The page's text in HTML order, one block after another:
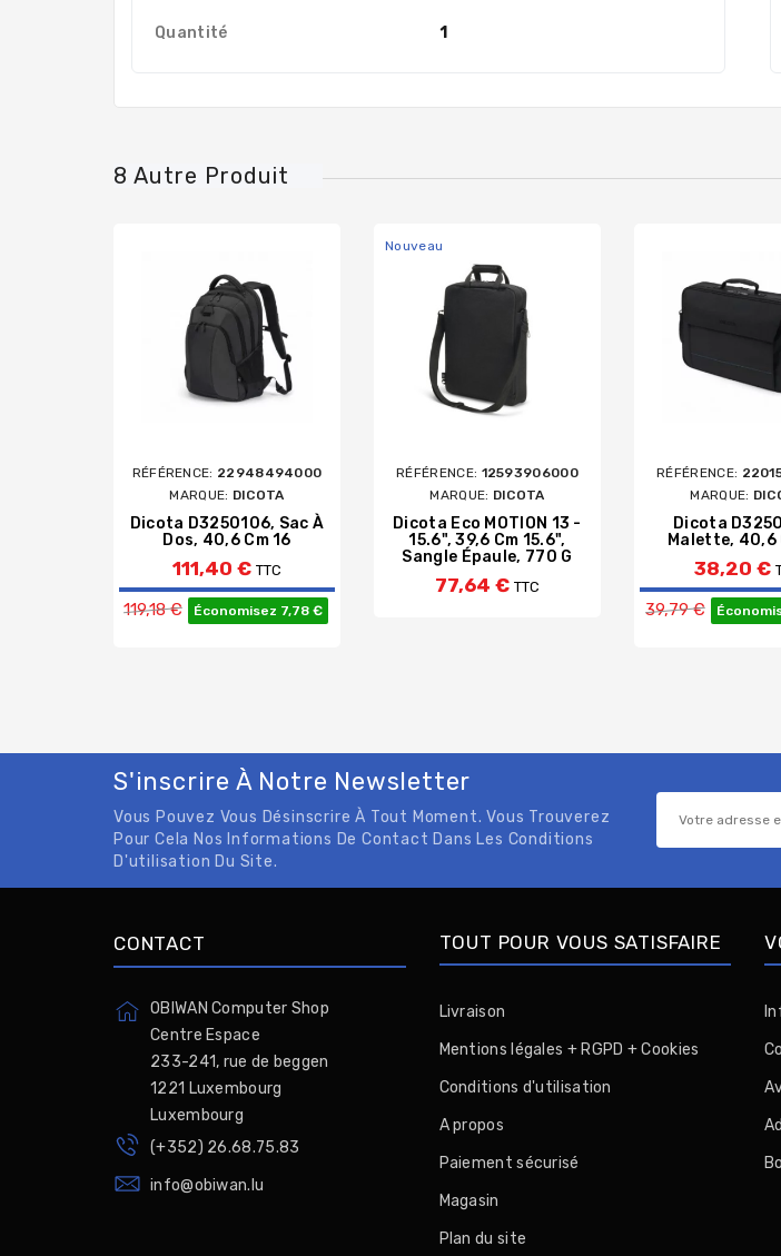
Quantité 1
8 Autre Produit
RÉFÉRENCE: 22948494000
MARQUE: DICOTA
Dicota D3250106, Sac À
Dos, 40,6 Cm 16
111,40 € TTC
Prix de base
119,18 € Économisez 7,78 €
Nouveau
RÉFÉRENCE: 12593906000
MARQUE: DICOTA
Dicota Eco MOTION 13 -
15.6", 39,6 Cm 15.6",
Sangle Épaule, 770 G
77,64 € TTC
RÉFÉRENCE:
MARQUE:
Dicota
Malette, 40,6
38,20 €
Prix
39,79 €
S'inscrire À Notre Newsletter
Vous Pouvez Vous Désinscrire À Tout Moment. Vous Trouverez
Pour Cela Nos Informations De Contact Dans Les Conditions
D'utilisation Du Site.
CONTACT
OBIWAN Computer Shop
Centre Espace
233-241, rue de beggen
1221 Luxembourg
Luxembourg
(+352) 26.68.75.83
info@obiwan.lu
TOUT POUR VOUS SATISFAIRE
Livraison
Mentions légales + RGPD + Cookies
Conditions d'utilisation
A propos
Paiement sécurisé
Magasin
Plan du site